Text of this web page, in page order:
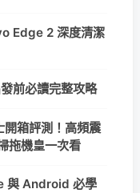
Edge 2 深度清潔
前必讀完整攻略
箱評測！高頻震
拖機皇一次看
與 Android 必學